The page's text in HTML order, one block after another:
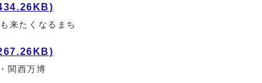
来たくなるまち
関西万博